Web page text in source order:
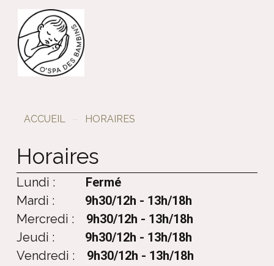
ACCUEIL HORAIRES
Horaires
Lundi : Fermé
Mardi : 9h30/12h - 13h/18h
Mercredi : 9h30/12h - 13h/18h
Jeudi : 9h30/12h - 13h/18h
Vendredi : 9h30/12h - 13h/18h